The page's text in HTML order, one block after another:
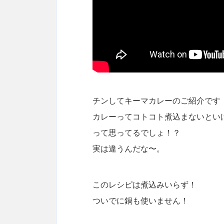
チンしてキーマカレーのご紹介です
カレーってコトコト煮込まないと
って思ってるでしょ！？
実は違うんだな〜。
このレシピは煮込みいらず！
ついでに鍋も使いません！